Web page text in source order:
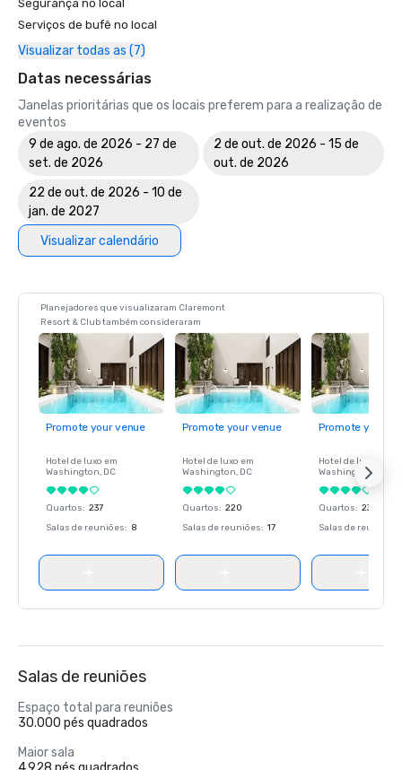
Segurança no local
Serviços de bufê no local
Visualizar todas as (7)
Datas necessárias
Janelas prioritárias que os locais preferem para a realização de
eventos
9 de ago. de 2026 - 27 de
set. de 2026
2 de out. de 2026 - 15 de
out. de 2026
22 de out. de 2026 - 10 de
jan. de 2027
Visualizar calendário
Planejadores que visualizaram Claremont
Resort & Club também consideraram
Promote your venue
Hotel de luxo em
Washington, DC
Quartos: 237
Salas de reuniões: 8
Promote your venue
Hotel de luxo em
Washington, DC
Quartos: 220
Salas de reuniões: 17
Promote your
Hotel de luxo em
Washington
Quartos: 237
Salas de reuniões
Salas de reuniões
Espaço total para reuniões
30.000 pés quadrados
Maior sala